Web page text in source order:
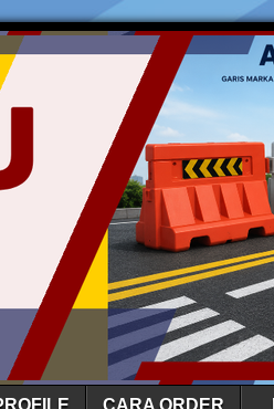
CARA ORDER